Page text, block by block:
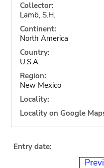
Collector:
Lamb, S.H.
Continent:
North America
Country:
U.S.A.
Region:
New Mexico
Locality:
Locality on Google
Entry date: